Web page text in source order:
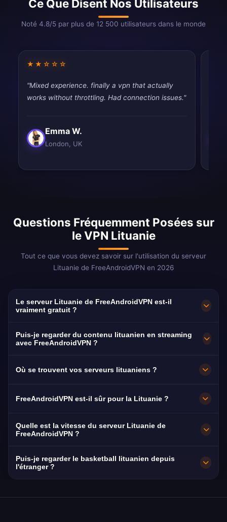
Ce Que Disent Nos Utilisateurs
Noté 4.8/5 par plus de 12 500 utilisateurs dans le monde
★★☆☆☆
"Mixed experience. finally a vpn that actually
works without throttling. Had connection issues."
Emma W.
London, UK
Questions Fréquemment Posées sur
le VPN Lituanie
Tout ce que vous devez savoir sur l'utilisation du serveur
Lituanie de FreeAndroidVPN en 2026
Le serveur Lituanie de FreeAndroidVPN est-il
vraiment gratuit ?
est 100% gratuit, sans frais cachés, sans
Essentiel pour les plus d'1 million de Lituaniens
Puis-je regarder du contenu lituanien en streaming
avec FreeAndroidVPN ?
Où se trouvent vos serveurs lituaniens ?
haute vitesse en Lituanie à Vilnius, Kaunas,
connexions 10Gbps pour une vitesse
lituanienne préférée dans l'application pour
FreeAndroidVPN est-il sûr pour la Lituanie ?
journaux. Protection RGPD de l'UE avec des
Quelle est la vitesse du serveur Lituanie de
FreeAndroidVPN ?
Lituanie de 85 Mbps avec l'excellente fibre
Puis-je regarder le basketball lituanien depuis
l'étranger ?
la Lituanie. LRT diffuse les matchs